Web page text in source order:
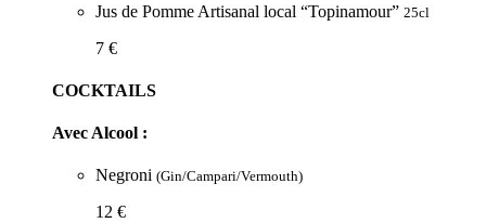
Jus de Pomme Artisanal local “Topinamour” 25cl
7 €
COCKTAILS
Avec Alcool :
Negroni (Gin/Campari/Vermouth)
12 €